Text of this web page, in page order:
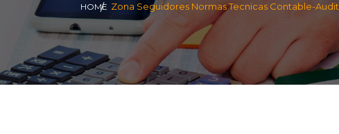
HOME Zona Seguidores Normas Tecnicas Contable-